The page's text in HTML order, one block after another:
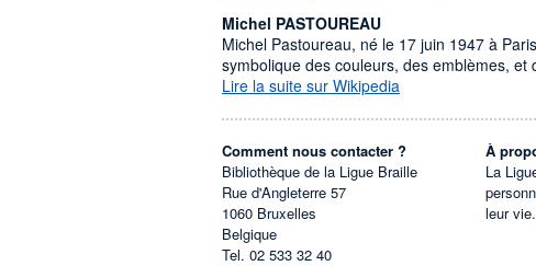
Michel PASTOUREAU
Michel Pastoureau, né le 17 juin 1947 à
symbolique des couleurs, des emblèmes, et
Lire la suite sur Wikipedia
Comment nous contacter ?
Bibliothèque de la Ligue Braille
Rue d'Angleterre 57
1060 Bruxelles
Belgique
Tel. 02 533 32 40
À
La
leur vie.